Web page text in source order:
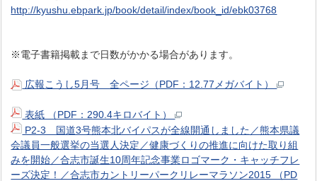
http://kyushu.ebpark.jp/book/detail/index/book_id/ebk03768
※電子書籍掲載まで日数がかかる場合があります。
広報こうし5月号 全ページ（PDF：12.77メガバイト）
表紙 （PDF：290.4キロバイト）
P2-3 国道3号熊本北バイパスが全線開通しました／熊本県議
会議員一般選挙の当選人決定／健康づくりの推進に向けた取り組
みを開始／合志市誕生10周年記念事業ロゴマーク・キャッチフレ
ーズ決定！／合志市カントリーパークリレーマラソン2015 （PD